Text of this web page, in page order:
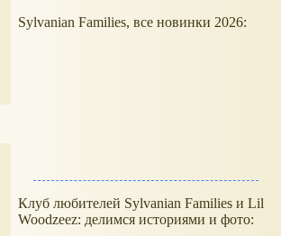
Sylvanian Families, все новинки 2026:
Клуб любителей Sylvanian Families и Lil
Woodzeez: делимся историями и фото: